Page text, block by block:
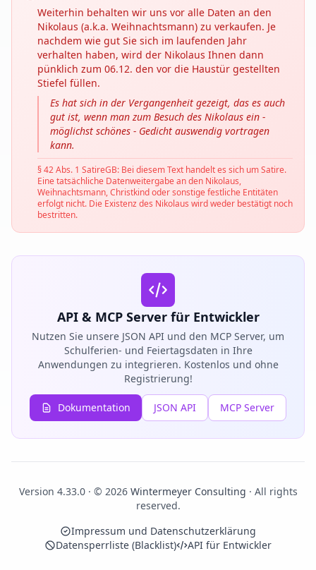
Weiterhin behalten wir uns vor alle Daten an den
Nikolaus (a.k.a. Weihnachtsmann) zu verkaufen. Je
nachdem wie gut Sie sich im laufenden Jahr
verhalten haben, wird der Nikolaus Ihnen dann
pünklich zum 06.12. den vor die Haustür gestellten
Stiefel füllen.
Es hat sich in der Vergangenheit gezeigt, das es auch
gut ist, wenn man zum Besuch des Nikolaus ein -
möglichst schönes - Gedicht auswendig vortragen
kann.
§ 42 Abs. 1 SatireGB: Bei diesem Text handelt es sich um Satire.
Eine tatsächliche Datenweitergabe an den Nikolaus,
Weihnachtsmann, Christkind oder sonstige festliche Entitäten
erfolgt nicht. Die Existenz des Nikolaus wird weder bestätigt noch
bestritten.
API & MCP Server für Entwickler
Nutzen Sie unsere JSON API und den MCP Server, um
Schulferien- und Feiertagsdaten in Ihre
Anwendungen zu integrieren. Kostenlos und ohne
Registrierung!
Dokumentation JSON API MCP Server
Version 4.33.0 · © 2026 Wintermeyer Consulting · All rights
reserved.
Impressum und Datenschutzerklärung
Datensperrliste (Blacklist)
API für Entwickler